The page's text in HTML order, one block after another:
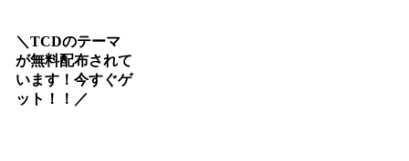
＼TCDのテーマ
が無料配布されて
います！今すぐゲ
ット！！／